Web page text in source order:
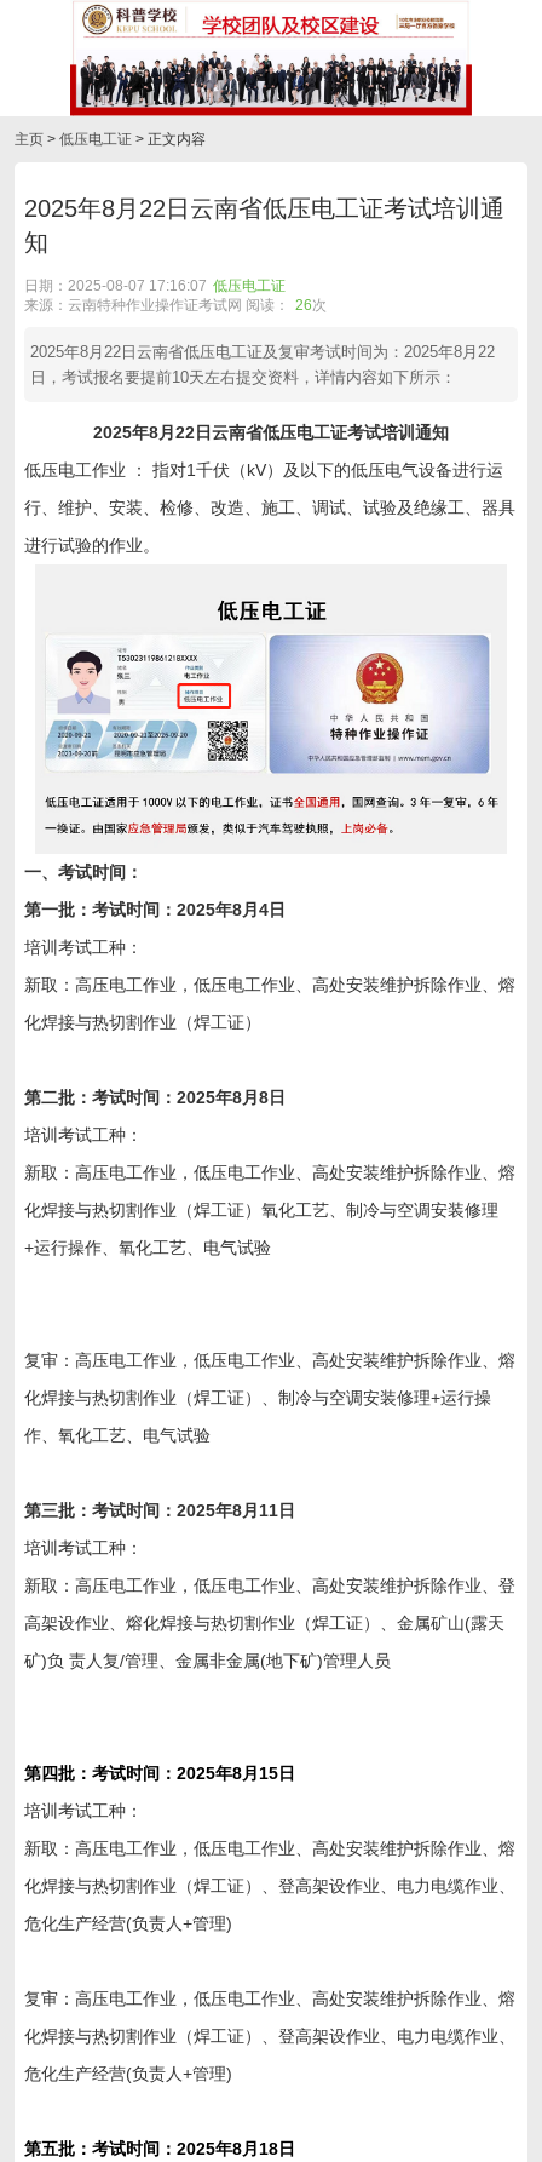
主页 > 低压电工证 > 正文内容
2025年8月22日云南省低压电工证考试培训通
知
日期：2025-08-07 17:16:07 低压电工证
来源：云南特种作业操作证考试网 阅读：
26次
2025年8月22日云南省低压电工证及复审考试时间为：2025年8月22
日，考试报名要提前10天左右提交资料，详情内容如下所示：
2025年8月22日云南省低压电工证考试培训通知
低压电工作业 ： 指对1千伏（kV）及以下的低压电气设备进行运
行、维护、安装、检修、改造、施工、调试、试验及绝缘工、器具
进行试验的作业。
一、考试时间：
第一批：考试时间：2025年8月4日
培训考试工种：
新取：高压电工作业，低压电工作业、高处安装维护拆除作业、熔
化焊接与热切割作业（焊工证）
第二批：考试时间：2025年8月8日
培训考试工种：
新取：高压电工作业，低压电工作业、高处安装维护拆除作业、熔
化焊接与热切割作业（焊工证）氧化工艺、制冷与空调安装修理
+运行操作、氧化工艺、电气试验
复审：高压电工作业，低压电工作业、高处安装维护拆除作业、熔
化焊接与热切割作业（焊工证）、制冷与空调安装修理+运行操
作、氧化工艺、电气试验
第三批：考试时间：2025年8月 11日
培训考试工种：
新取：高压电工作业，低压电工作业、高处安装维护拆除作业、登
高架设作业、熔化焊接与热切割作业（焊工证）、金属矿山(露天
矿)负 责人复/管理、金属非金属(地下矿)管理人员
第四批：考试时间：2025年8月15日
培训考试工种：
新取：高压电工作业，低压电工作业、高处安装维护拆除作业、熔
化焊接与热切割作业（焊工证）、登高架设作业、电力电缆作业、
危化生产经营(负责人+管理)
复审：高压电工作业，低压电工作业、高处安装维护拆除作业、熔
化焊接与热切割作业（焊工证）、登高架设作业、电力电缆作业、
危化生产经营(负责人+管理)
第五批：考试时间：2025年8月 18日